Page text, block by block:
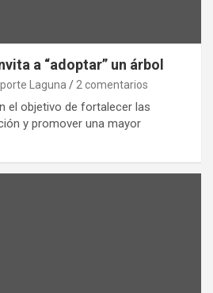
a “adoptar” un árbol
Laguna 2 comentarios
el objetivo de fortalecer las
y promover una mayor